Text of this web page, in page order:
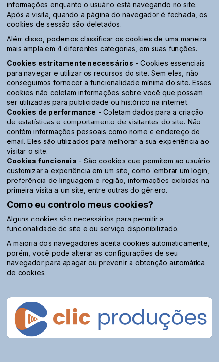
informações enquanto o usuário está navegando no site.
Após a visita, quando a página do navegador é fechada, os
cookies de sessão são deletados.
Além disso, podemos classificar os cookies de uma maneira
mais ampla em 4 diferentes categorias, em suas funções.
Cookies estritamente necessários - Cookies essenciais
para navegar e utilizar os recursos do site. Sem eles, não
conseguimos fornecer a funcionalidade mínima do site. Esses
cookies não coletam informações sobre você que possam
ser utilizadas para publicidade ou histórico na internet.
Cookies de performance - Coletam dados para a criação
de estatísticas e comportamento de visitantes do site. Não
contém informações pessoais como nome e endereço de
email. Eles são utilizados para melhorar a sua experiência ao
visitar o site.
Cookies funcionais - São cookies que permitem ao usuário
customizar a experiência em um site, como lembrar um login,
preferência de linguagem e região, informações exibidas na
primeira visita a um site, entre outras do gênero.
Como eu controlo meus cookies?
Alguns cookies são necessários para permitir a
funcionalidade do site e ou serviço disponibilizado.
A maioria dos navegadores aceita cookies automaticamente,
porém, você pode alterar as configurações de seu
navegador para apagar ou prevenir a obtenção automática
de cookies.